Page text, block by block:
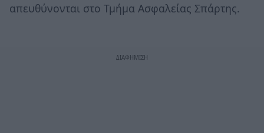
απευθύνονται στο Τμήμα Ασφαλείας Σπάρτης.